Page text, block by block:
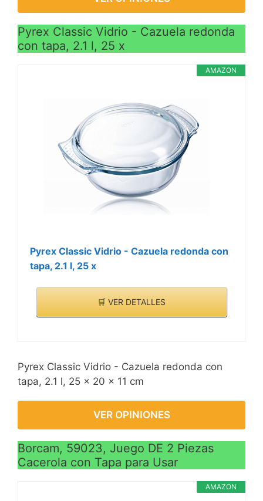
Pyrex Classic Vidrio - Cazuela redonda
con tapa, 2.1 l, 25 x
AMAZON
Pyrex Classic Vidrio - Cazuela redonda con
tapa, 2.1 l, 25 x
🛒 VER DETALLES
Pyrex Classic Vidrio - Cazuela redonda con
tapa, 2.1 l, 25 x 20 x 11 cm
VER OPINIONES
Borcam, 59023, Juego DE 2 Piezas
Cacerola con Tapa para Usar
AMAZON